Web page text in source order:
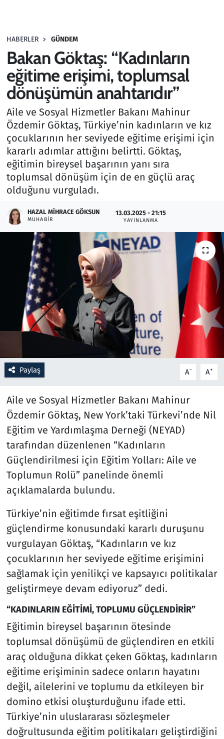
HABERLER GÜNDEM
Bakan Göktaş: “Kadınların
eğitime erişimi, toplumsal
dönüşümün anahtarıdır”
Aile ve Sosyal Hizmetler Bakanı Mahinur
Özdemir Göktaş, Türkiye’nin kadınların ve kız
çocuklarının her seviyede eğitime erişimi için
kararlı adımlar attığını belirtti. Göktaş,
eğitimin bireysel başarının yanı sıra
toplumsal dönüşüm için de en güçlü araç
olduğunu vurguladı.
HAZAL MIHRACE GÖKSUN
MUHABIR
13.03.2025 - 21:15
YAYINLANMA
Paylaş A- A+
Aile ve Sosyal Hizmetler Bakanı Mahinur
Özdemir Göktaş, New York’taki Türkevi’nde Nil
Eğitim ve Yardımlaşma Derneği (NEYAD)
tarafından düzenlenen “Kadınların
Güçlendirilmesi için Eğitim Yolları: Aile ve
Toplumun Rolü” panelinde önemli
açıklamalarda bulundu.
Türkiye’nin eğitimde fırsat eşitliğini
güçlendirme konusundaki kararlı duruşunu
vurgulayan Göktaş, “Kadınların ve kız
çocuklarının her seviyede eğitime erişimini
sağlamak için yenilikçi ve kapsayıcı politikalar
geliştirmeye devam ediyoruz” dedi.
“KADINLARIN EĞİTİMİ, TOPLUMU GÜÇLENDİRİR”
Eğitimin bireysel başarının ötesinde
toplumsal dönüşümü de güçlendiren en etkili
araç olduğuna dikkat çeken Göktaş, kadınların
eğitime erişiminin sadece onların hayatını
değil, ailelerini ve toplumu da etkileyen bir
domino etkisi oluşturduğunu ifade etti.
Türkiye’nin uluslararası sözleşmeler
doğrultusunda eğitim politikaları geliştirdiğini
Haber
Kültür Sanat
Kurumsal Haberler
Lezzet Durağı
Memur ve Kamu
Otomobil
Oyun
Ramazan
Resmi İlanlar
Rüya Tabirleri
Sağlık
Savunma Sanayi
Spor
Teknoloji ve Bilim
Televizyon